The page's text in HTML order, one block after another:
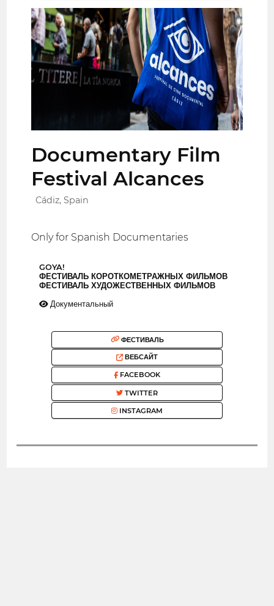
Documentary Film
Festival Alcances
Cádiz, Spain
Only for Spanish Documentaries
GOYA!
ФЕСТИВАЛЬ КОРОТКОМЕТРАЖНЫХ ФИЛЬМОВ
ФЕСТИВАЛЬ ХУДОЖЕСТВЕННЫХ ФИЛЬМОВ
Документальный
ФЕСТИВАЛЬ
ВЕБСАЙТ
FACEBOOK
TWITTER
INSTAGRAM